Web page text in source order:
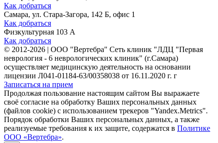
Как добраться
Самара, ул. Стара-Загора, 142 Б, офис 1
Как добраться
Физкультурная 103 А
Как добраться
© 2012-2026 | ООО "Вертебра" Сеть клиник "ЛДЦ "Первая
неврология - 6 неврологических клиник" (г.Самара)
осуществляет медицинскую деятельность на основании
лицензии Л041-01184-63/00358038 от 16.11.2020 г. г
Записаться на прием
Продолжая пользование настоящим сайтом Вы выражаете
своё согласие на обработку Ваших персональных данных
(файлов cookie) с использованием трекеров "Yandex.Metrics".
Порядок обработки Ваших персональных данных, а также
реализуемые требования к их защите, содержатся в Политике
ООО «Вертебра».